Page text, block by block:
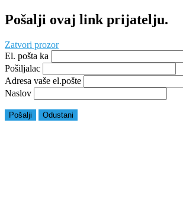
Pošalji ovaj link prijatelju.
Zatvori prozor
El. pošta ka
Pošiljalac
Adresa vaše el.pošte
Naslov
Pošalji Odustani